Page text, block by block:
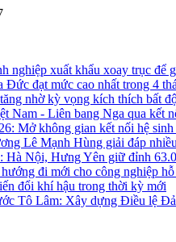
nghiệp xuất khẩu xoay trục để
Đức đạt mức cao nhất trong 4
nhờ kỳ vọng kích thích bất
Nam - Liên bang Nga qua kết
Mở không gian kết nối hệ
Lê Mạnh Hùng giải đáp
Hà Nội, Hưng Yên giữ đỉnh
đi mới cho công nghiệp
đổi khí hậu trong thời kỳ mới
Tô Lâm: Xây dựng Điều lệ